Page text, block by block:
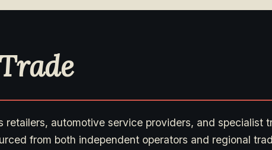
retailers, automotive service providers, and specialist
from both independent operators and regional